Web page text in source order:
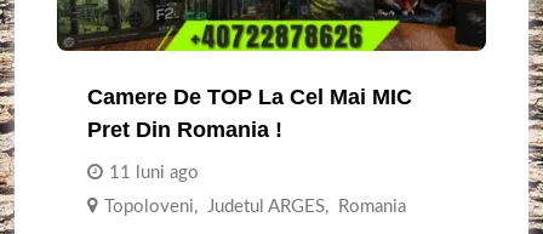
Camere De TOP La Cel Mai MIC
Pret Din Romania !
11 luni ago
Topoloveni, Judetul ARGES, Romania